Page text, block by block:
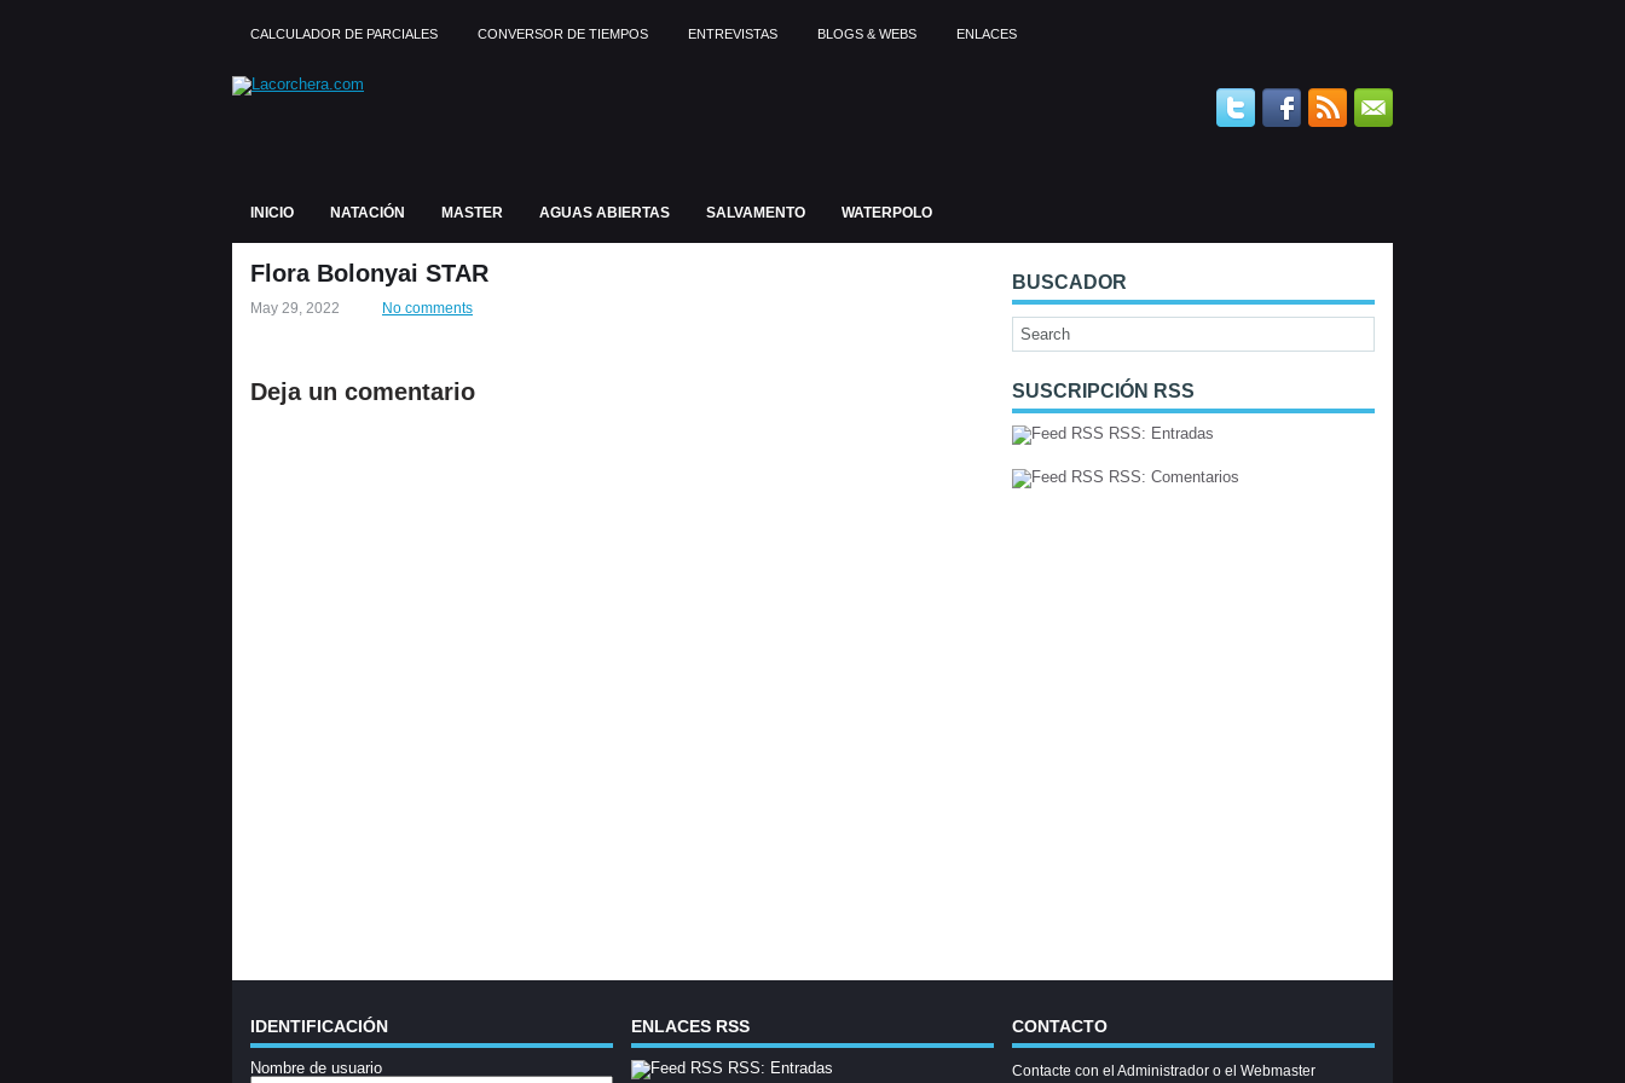
CALCULADOR DE PARCIALES CONVERSOR DE TIEMPOS ENTREVISTAS BLOGS & WEBS ENLACES
INICIO NATACIÓN MASTER AGUAS ABIERTAS SALVAMENTO WATERPOLO
Flora Bolonyai STAR
May 29, 2022 No comments
Deja un comentario
BUSCADOR
SUSCRIPCIÓN RSS
RSS: Entradas
RSS: Comentarios
IDENTIFICACIÓN
Nombre de usuario
ENLACES RSS
RSS: Entradas
CONTACTO
Contacte con el Administrador o el Webmaster